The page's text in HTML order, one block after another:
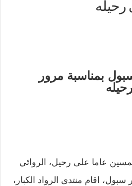
بمناسبة مرور
عاما على رحيل، الروائي
اقام منتدى الرواد الكبار،